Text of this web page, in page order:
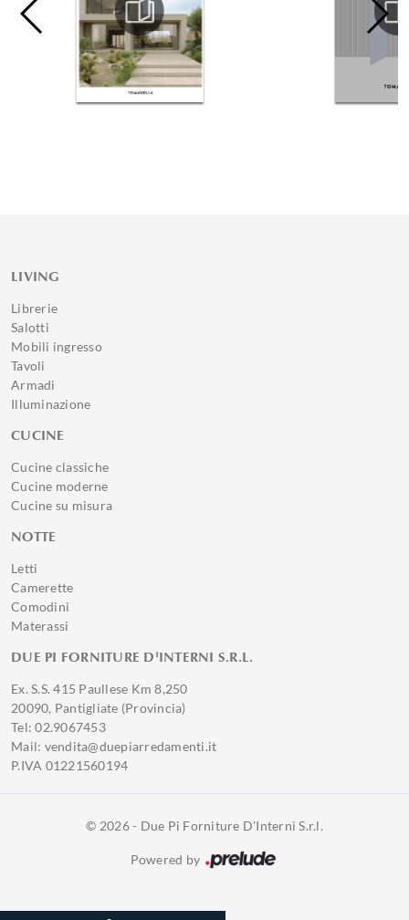
LIVING
Librerie
Salotti
Mobili ingresso
Tavoli
Armadi
Illuminazione
CUCINE
Cucine classiche
Cucine moderne
Cucine su misura
NOTTE
Letti
Camerette
Comodini
Materassi
DUE PI FORNITURE D'INTERNI S.R.L.
Ex. S.S. 415 Paullese Km 8,250
20090, Pantigliate (Provincia)
Tel: 02.9067453
Mail: vendita@duepiarredamenti.it
P.IVA 01221560194
© 2026 - Due Pi Forniture D'Interni S.r.l.
Powered by